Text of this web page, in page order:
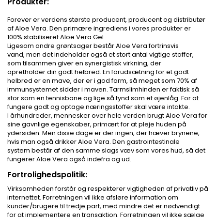
Forever erverdens største producent, producent og distributør
afAloe Vera. Den primære ingrediens i vores produkter er
100% stabiliseretAloe Vera Gel.
Ligesom andre grøntsagerbestårAloe Vera fortrinsvis
vand, men det indeholder også etstort antal vigtige stoffer,
som tilsammen giveren synergistisk virkning, der
opretholderdin godt helbred. En forudsætning for et godt
helbred er en mave, dereri god form, så meget som 70% af
immunsystemetsidderi maven. Tarmslimhinden erfaktisk så
stor som en tennisbane og lige så tynd som etøjenlåg. For at
fungere godtog optage næringsstofferskal være intakte.
I århundreder, mennesker over hele verden brugtAloe Vera for
sine gavnlige egenskaber, primært for atpleje huden på
ydersiden. Men disse dage er deringen, derhæver brynene,
hvis man også drikkerAloe Vera. Den gastrointestinale
system består afden samme slags vævsom vores hud, så det
fungererAloe Vera også indefra og ud.
Fortrolighedspolitik:
Virksomheden forstår og respekterer vigtigheden af privatliv på
internettet. Forretningen vil ikke afsløre information om
kunder/brugere til tredje part, med mindre det er nødvendigt
for at implementere en transaktion. Forretningen vil ikke sælge